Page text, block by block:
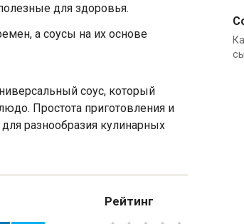
для здоровья.
а соусы на их основе
соус, который
Простота приготовления и
разнообразия кулинарных
Рейтинг